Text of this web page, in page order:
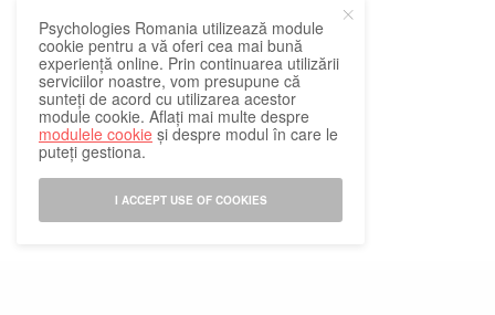
Psychologies Romania utilizează module
cookie pentru a vă oferi cea mai bună
experiență online. Prin continuarea utilizării
serviciilor noastre, vom presupune că
sunteți de acord cu utilizarea acestor
module cookie. Aflați mai multe despre
modulele cookie și despre modul în care le
puteți gestiona.
I ACCEPT USE OF COOKIES